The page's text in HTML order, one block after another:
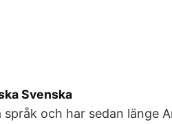
Svenska
och har sedan länge